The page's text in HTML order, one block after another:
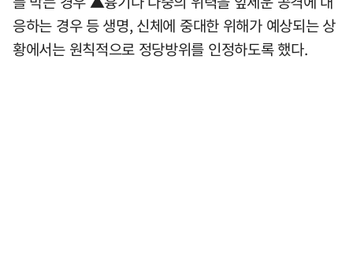
응하는 경우 등 생명, 신체에 중대한 위해가 예상되는 상
황에서는 원칙적으로 정당방위를 인정하도록 했다.